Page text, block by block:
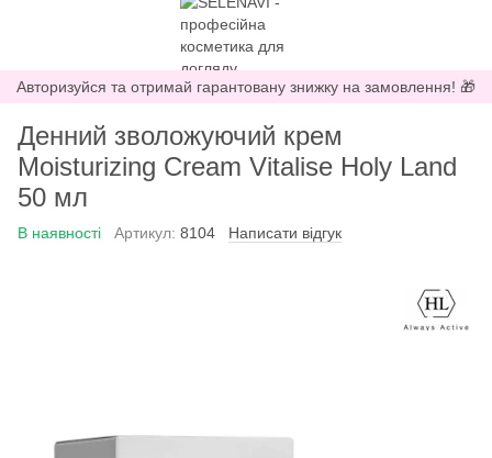
Авторизуйся та отримай гарантовану знижку на замовлення! 🎁
Денний зволожуючий крем
Moisturizing Cream Vitalise Holy Land
50 мл
В наявності Артикул: 8104 Написати відгук